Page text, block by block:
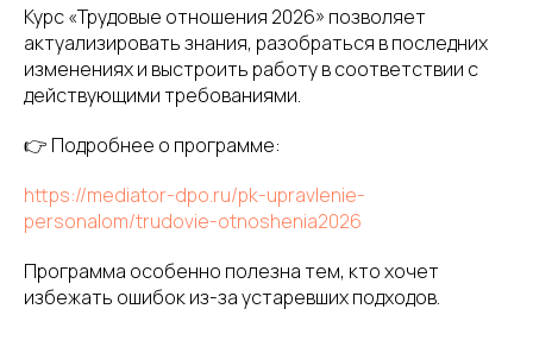
Курс «Трудовые отношения 2026» позволяет
актуализировать знания, разобраться в последних
изменениях и выстроить работу в соответствии с
действующими требованиями.
👉 Подробнее о программе:
https://mediator-dpo.ru/pk-upravlenie-
personalom/trudovie-otnoshenia2026
Программа особенно полезна тем, кто хочет
избежать ошибок из-за устаревших подходов.